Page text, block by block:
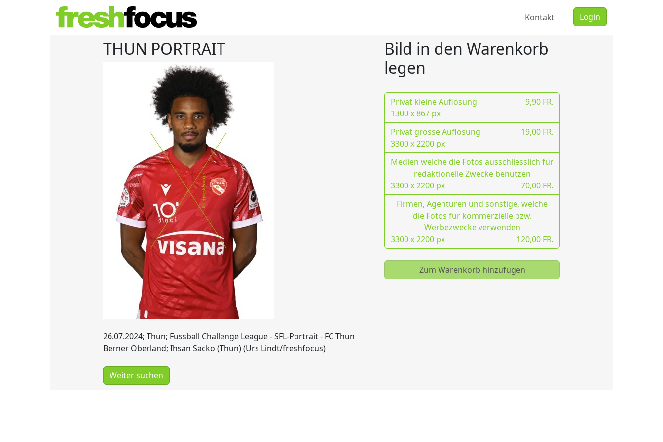
Kontakt Login
THUN PORTRAIT
26.07.2024; Thun; Fussball Challenge League - SFL-Portrait - FC Thun
Berner Oberland; Ihsan Sacko (Thun) (Urs Lindt/freshfocus)
Weiter suchen
Bild in den Warenkorb
legen
Privat kleine Auflösung
9,90 FR.
1300 x 867 px
Privat grosse Auflösung
19,00 FR.
3300 x 2200 px
Medien welche die Fotos ausschliesslich für
redaktionelle Zwecke benutzen
70,00 FR.
3300 x 2200 px
Firmen, Agenturen und sonstige, welche
die Fotos für kommerzielle bzw.
Werbezwecke verwenden
120,00 FR.
3300 x 2200 px
Zum Warenkorb hinzufügen